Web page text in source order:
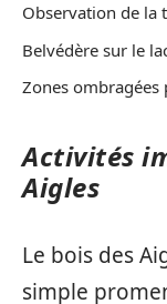
Observation de la
Belvédère sur le
Zones ombragées
Activités
Aigles
Le bois des
simple